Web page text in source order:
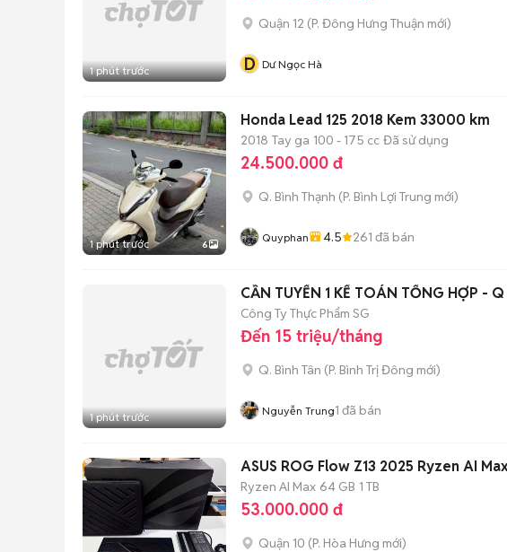
1 phút trước
Quận 12 (P. Đông Hưng Thuận mới)
D Dư Ngọc Hà
1 phút trước 6
Honda Lead 125 2018 Kem 33000 km
2018 Tay ga 100 - 175 cc Đã sử dụng
24.500.000 đ
Q. Bình Thạnh (P. Bình Lợi Trung mới)
Quyphan 4.5 261 đã bán
1 phút trước
CẦN TUYỂN 1 KẾ TOÁN TỔNG HỢP -
Công Ty Thực Phẩm SG
Đến 15 triệu/tháng
Q. Bình Tân (P. Bình Trị Đông mới)
Nguyễn Trung1 đã bán
ASUS ROG Flow Z13 2025 Ryzen AI
Ryzen AI Max 64 GB 1 TB
53.000.000 đ
Quận 10 (P. Hòa Hưng mới)